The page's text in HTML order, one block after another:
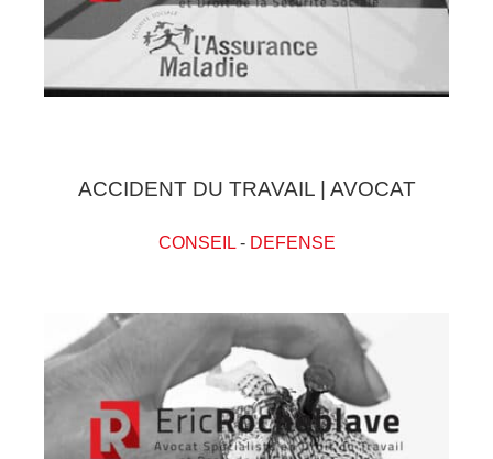
ACCIDENT DU TRAVAIL | AVOCAT
CONSEIL- DEFENSE